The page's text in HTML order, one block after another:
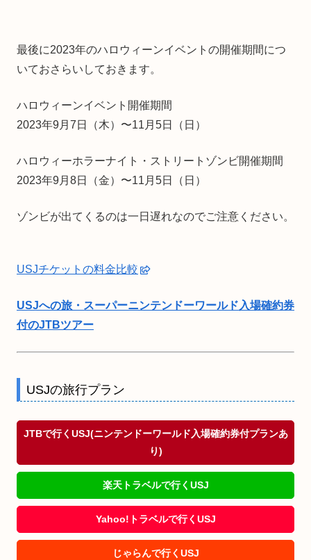
最後に2023年のハロウィーンイベントの開催期間につ
いておさらいしておきます。
ハロウィーンイベント開催期間
2023年9月7日（木）〜11月5日（日）
ハロウィーホラーナイト・ストリートゾンビ開催期間
2023年9月8日（金）〜11月5日（日）
ゾンビが出てくるのは一日遅れなのでご注意ください。
USJチケットの料金比較
USJへの旅・スーパーニンテンドーワールド入場確約券
付のJTBツアー
USJの旅行プラン
JTBで行くUSJ(ニンテンドーワールド入場確約券付プランあ
り)
楽天トラベルで行くUSJ
Yahoo!トラベルで行くUSJ
じゃらんで行くUSJ